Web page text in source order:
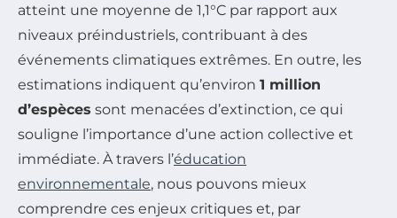
atteint une moyenne de 1,1°C par rapport aux
niveaux préindustriels, contribuant à des
événements climatiques extrêmes. En outre, les
estimations indiquent qu’environ 1 million
d’espèces sont menacées d’extinction, ce qui
souligne l’importance d’une action collective et
immédiate. À travers l’éducation
environnementale, nous pouvons mieux
comprendre ces enjeux critiques et, par